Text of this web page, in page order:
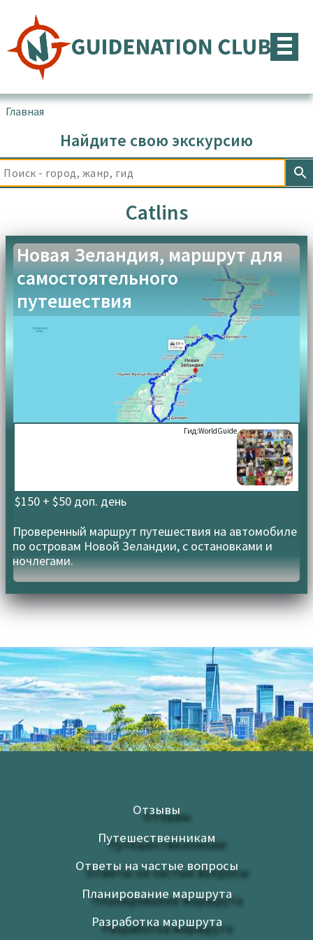
содержимому
Главная
Найдите свою экскурсию
Catlins
Новая Зеландия, маршрут для
самостоятельного
путешествия
Гид:WorldGuide
$150 + $50 доп. день
Проверенный маршрут путешествия на автомобиле
по островам Новой Зеландии, с остановками и
ночлегами.
Отзывы
Путешественникам
Ответы на частые вопросы
Планирование маршрута
Разработка маршрута